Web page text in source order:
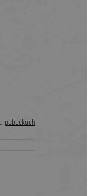
pobočkách